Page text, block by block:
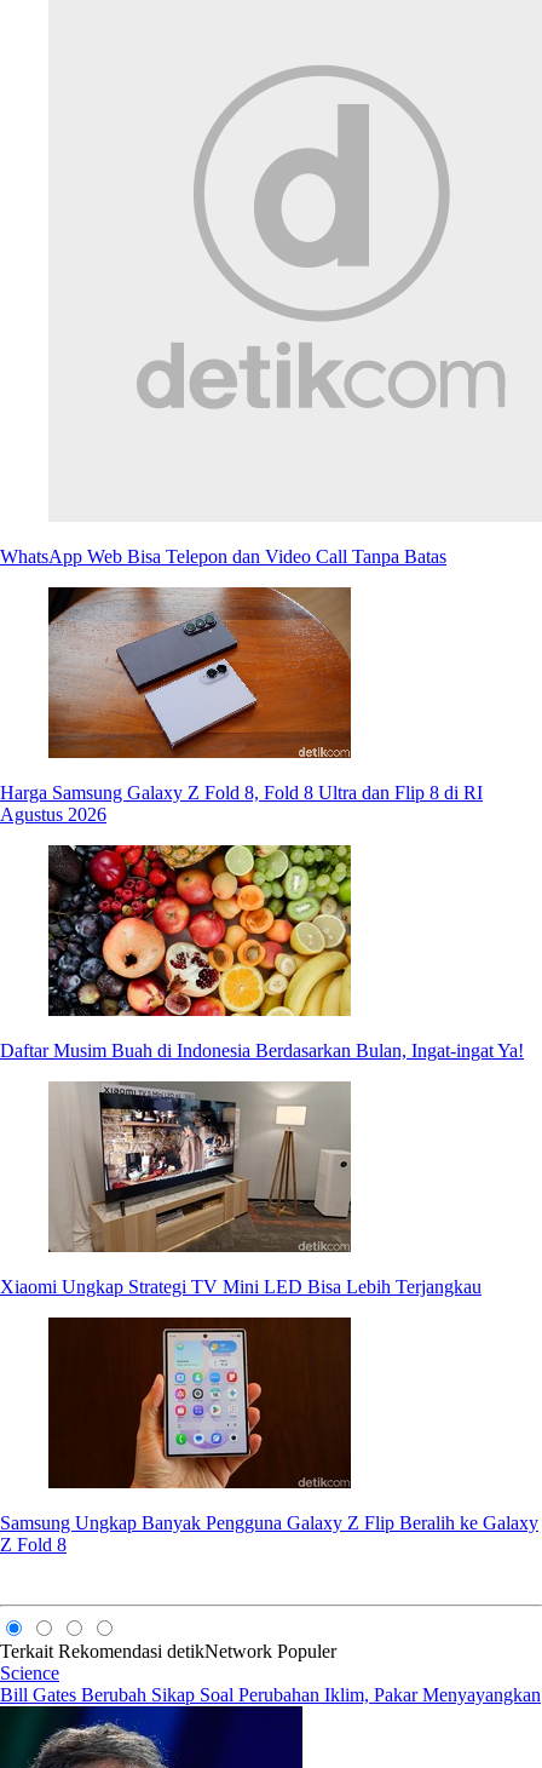
WhatsApp Web Bisa Telepon dan Video Call Tanpa Batas
Harga Samsung Galaxy Z Fold 8, Fold 8 Ultra dan Flip 8 di RI
Agustus 2026
Daftar Musim Buah di Indonesia Berdasarkan Bulan, Ingat-ingat Ya!
Xiaomi Ungkap Strategi TV Mini LED Bisa Lebih Terjangkau
Samsung Ungkap Banyak Pengguna Galaxy Z Flip Beralih ke Galaxy
Z Fold 8
Terkait Rekomendasi detikNetwork Populer
Science
Bill Gates Berubah Sikap Soal Perubahan Iklim, Pakar Menyayangkan